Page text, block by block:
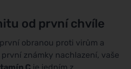
od první chvíle
obranou proti virům a
známky nachlazení, vaše